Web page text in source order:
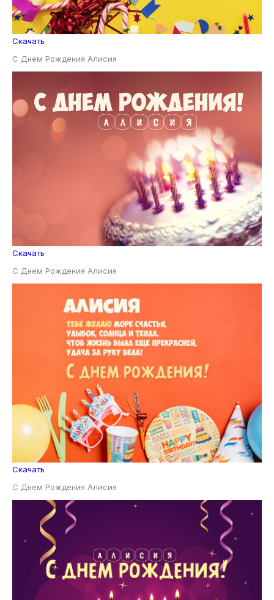
Скачать
С Днем Рождения Алисия
Скачать
С Днем Рождения Алисия
Скачать
С Днем Рождения Алисия